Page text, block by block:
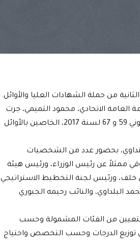
من حملة الشهادات العليا والأوائل.
الاتحادي، محمود التميمي، جرت
في مجلس الخدمة العامة الاتحادي، اليوم، القرعة الخاصة بالمشمولين بقانوني 59 و 67 لسنة 2017، الخاصين بالأوائل
بحضور عدد من الشخصيات
ممثلاً عن رئيس الوزراء، ورئيس هيئة
خلف، ورئيس لجنة التخطيط الاستراتيجي
البلداوي، والنائب رحيمه الجبوري
من الفئات المشمولة وحسب
في توزيع الدرجات وحسب التخصص واحتياج